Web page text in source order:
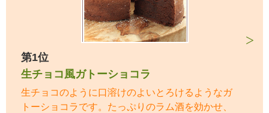
第1位
生チョコ風ガトーショコラ
生チョコのように口溶けのよいとろけるようなガ
トーショコラです。たっぷりのラム酒を効かせ、